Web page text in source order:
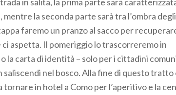
, mentre la seconda parte sarà tra l’ombra degli
faremo un pranzo al sacco per
aspetta. Il pomeriggio lo trascorreremo in
la carta di identità – solo per i cittadini
nel bosco. Alla fine di questo tratto
tornare in hotel a Como per l’aperitivo e la